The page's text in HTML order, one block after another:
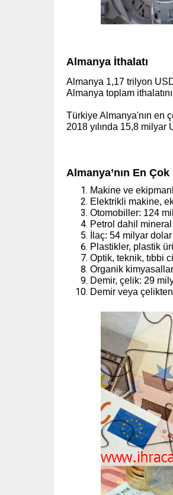
Almanya İthalatı
Almanya 1,17 trilyon
Almanya toplam
Türkiye Almanya'nın en
2018 yılında 15,8 milyar
Almanya’nın En
Makine ve
Elektrikli makine,
Otomobiller: 124
Petrol dahil
İlaç: 54 milyar dolar
Plastikler, plastik
Optik, teknik, tıbbi
Organik
Demir, çelik: 29
Demir veya